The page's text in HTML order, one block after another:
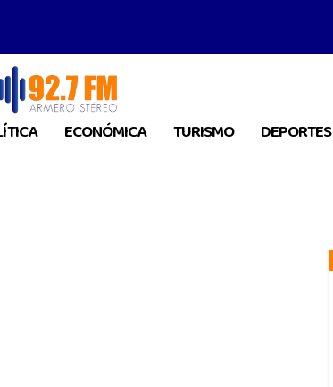
ECONÓMICA TURISMO DEPORTES